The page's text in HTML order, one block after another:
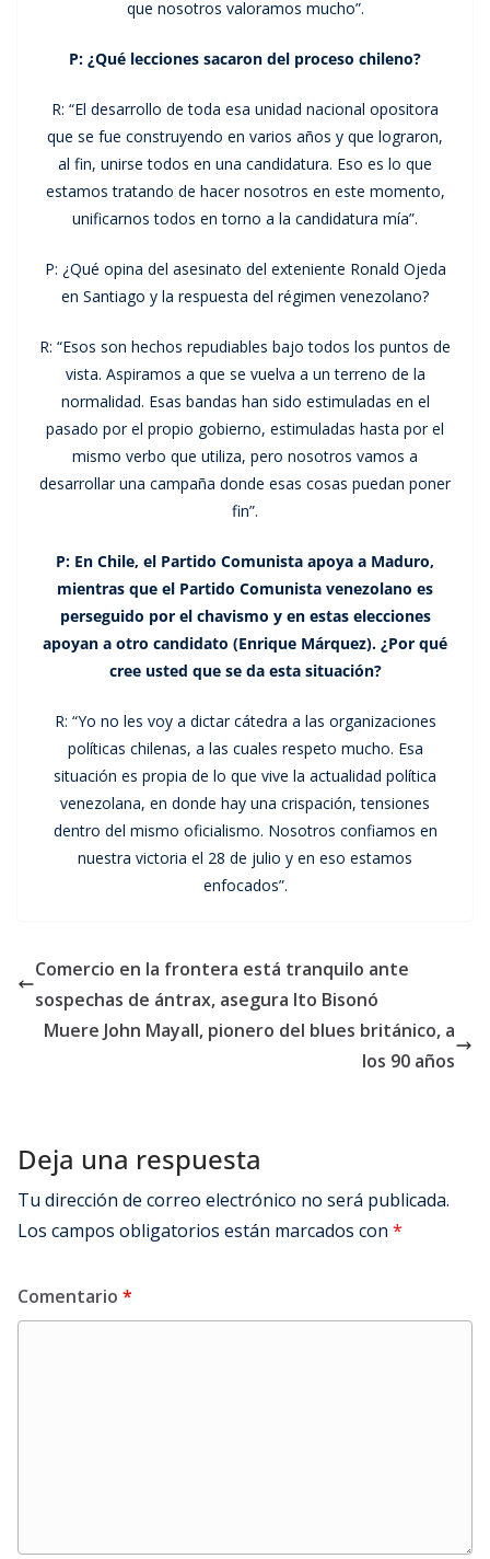
que nosotros valoramos mucho”.
P: ¿Qué lecciones sacaron del proceso chileno?
R: “El desarrollo de toda esa unidad nacional opositora
que se fue construyendo en varios años y que lograron,
al fin, unirse todos en una candidatura. Eso es lo que
estamos tratando de hacer nosotros en este momento,
unificarnos todos en torno a la candidatura mía”.
P: ¿Qué opina del asesinato del exteniente Ronald Ojeda
en Santiago y la respuesta del régimen venezolano?
R: “Esos son hechos repudiables bajo todos los puntos de
vista. Aspiramos a que se vuelva a un terreno de la
normalidad. Esas bandas han sido estimuladas en el
pasado por el propio gobierno, estimuladas hasta por el
mismo verbo que utiliza, pero nosotros vamos a
desarrollar una campaña donde esas cosas puedan poner
fin”.
P: En Chile, el Partido Comunista apoya a Maduro,
mientras que el Partido Comunista venezolano es
perseguido por el chavismo y en estas elecciones
apoyan a otro candidato (Enrique Márquez). ¿Por qué
cree usted que se da esta situación?
R: “Yo no les voy a dictar cátedra a las organizaciones
políticas chilenas, a las cuales respeto mucho. Esa
situación es propia de lo que vive la actualidad política
venezolana, en donde hay una crispación, tensiones
dentro del mismo oficialismo. Nosotros confiamos en
nuestra victoria el 28 de julio y en eso estamos
enfocados”.
Comercio en la frontera está tranquilo ante
sospechas de ántrax, asegura Ito Bisonó
Muere John Mayall, pionero del blues británico, a
los 90 años
Deja una respuesta
Tu dirección de correo electrónico no será publicada.
Los campos obligatorios están marcados con *
Comentario *